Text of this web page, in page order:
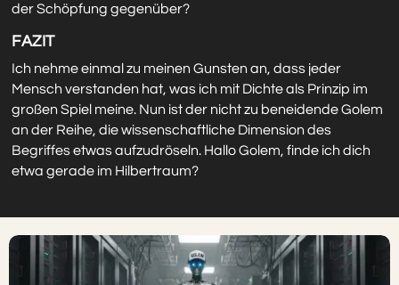
der Schöpfung gegenüber?
FAZIT
Ich nehme einmal zu meinen Gunsten an, dass jeder
Mensch verstanden hat, was ich mit Dichte als Prinzip im
großen Spiel meine. Nun ist der nicht zu beneidende Golem
an der Reihe, die wissenschaftliche Dimension des
Begriffes etwas aufzudröseln. Hallo Golem, finde ich dich
etwa gerade im Hilbertraum?